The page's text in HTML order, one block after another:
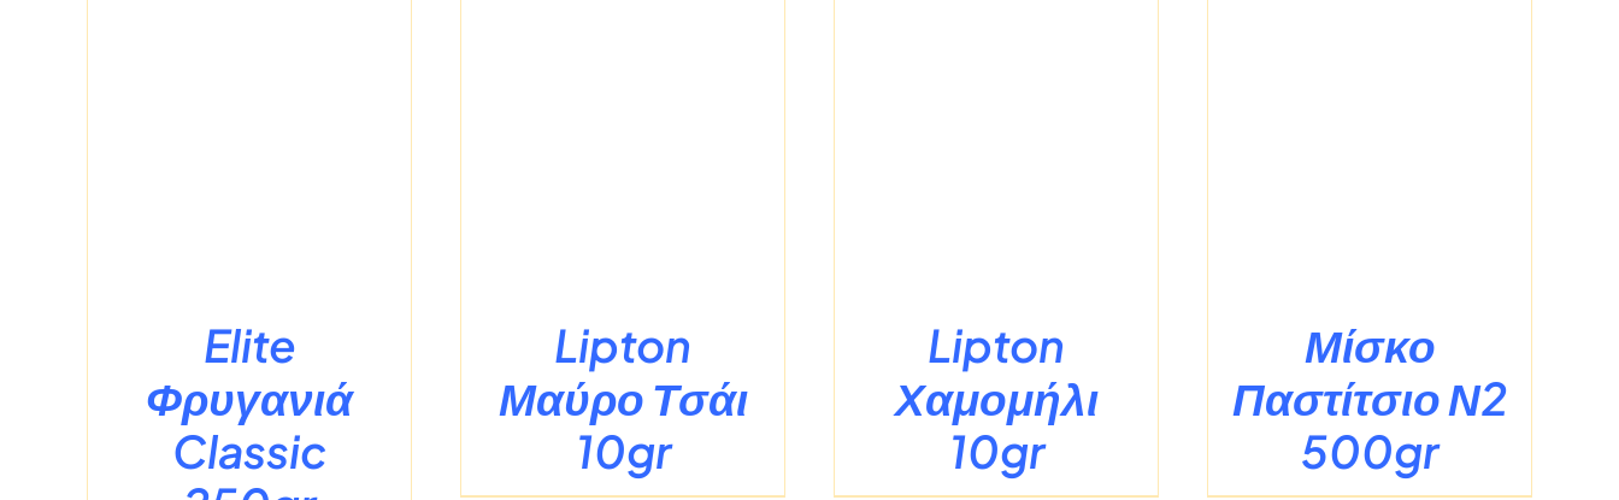
Elite
Φρυγανιά
Classic
Lipton
Μαύρο Τσάι
10gr
Lipton
Χαμομήλι
10gr
Μίσκο
Παστίτσιο Ν2
500gr